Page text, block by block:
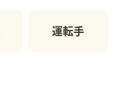
運転手